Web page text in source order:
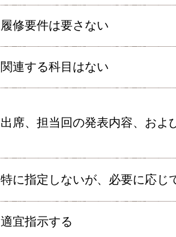
履修要件は要さない
関連する科目はない
出席、担当回の発表内容、およ
特に指定しないが、必要に応じ
適宜指示する